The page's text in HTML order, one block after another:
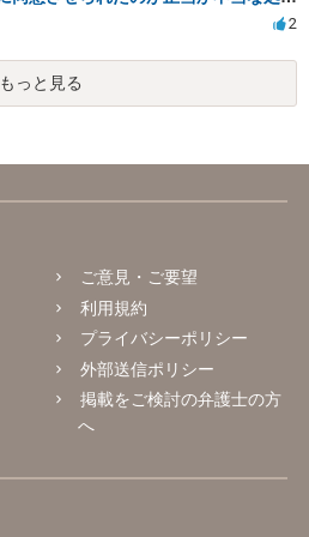
2
もっと見る
ご意見・ご要望
利用規約
プライバシーポリシー
外部送信ポリシー
掲載をご検討の弁護士の方
へ